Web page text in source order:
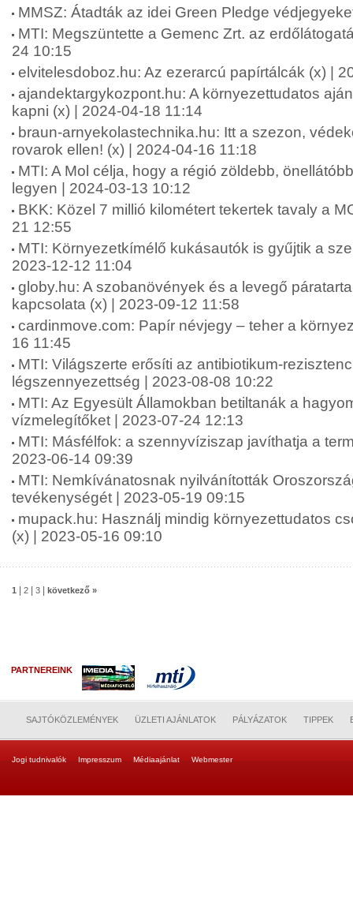
MMSZ: Átadták az idei Green Pledge
MTI: Megszüntette a Gemenc Zrt. az
24 10:15
elvitelesdoboz.hu: Az ezerarcú papírtálcák (x) |
ajandektargykozpont.hu: A környezettudatos
kapni (x) | 2024-04-18 11:14
braun-arnyekolastechnika.hu: Itt a szezon,
rovarok ellen! (x) | 2024-04-16 11:18
MTI: A Mol célja, hogy a régió zöldebb,
legyen | 2024-03-13 10:12
BKK: Közel 7 millió kilométert tekertek tavaly a
21 12:55
MTI: Környezetkímélő kukásautók is gyűjtik a
2023-12-12 11:04
globy.hu: A szobanövények és a levegő
kapcsolata (x) | 2023-09-12 11:58
cardinmove.com: Papír névjegy – teher a
16 11:45
MTI: Világszerte erősíti az antibiotikum-
légszennyezettség | 2023-08-08 10:22
MTI: Az Egyesült Államokban betiltanák a
vízmelegítőket | 2023-07-24 12:13
MTI: Másfélfok: a szennyvíziszap javíthatja a
2023-06-14 09:39
MTI: Nemkívánatosnak nyilvánították
tevékenységét | 2023-05-19 09:15
mupack.hu: Használj mindig környezettudatos
(x) | 2023-05-16 09:10
1 2 3 következő »
PARTNEREINK
SAJTÓKÖZLEMÉNYEK ÜZLETI AJÁNLATOK PÁLYÁZATOK TIPPEK
Jogi tudnivalók Impresszum Médiaajánlat Webmester